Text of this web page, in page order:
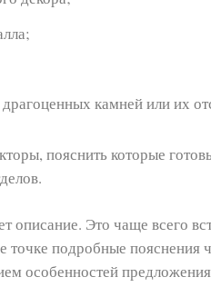
камней или их
пояснить которые
описание. Это чаще всего
точке подробные пояснения
особенностей